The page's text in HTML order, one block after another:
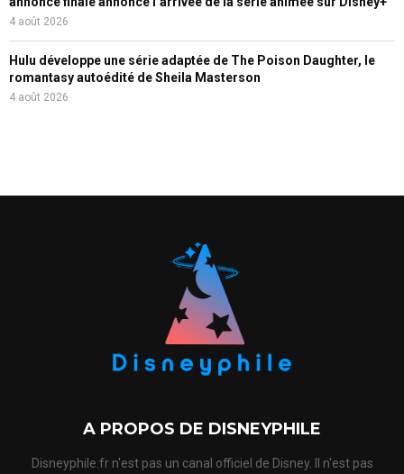
4 août 2026
Hulu développe une série adaptée de The Poison Daughter, le
romantasy autoédité de Sheila Masterson
4 août 2026
A PROPOS DE DISNEYPHILE
Disneyphile.fr n'est pas un canal officiel de Disney. Il n'est pas